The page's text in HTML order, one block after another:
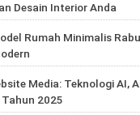
Desain Interior Anda
Rumah Minimalis
Media: Teknologi AI,
2025